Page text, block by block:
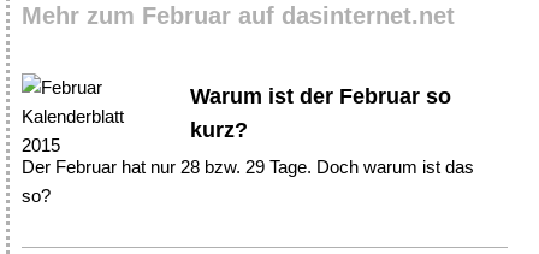
Mehr zum Februar auf dasinternet.net
Warum ist der Februar so
kurz?
Der Februar hat nur 28 bzw. 29 Tage. Doch warum ist das
so?